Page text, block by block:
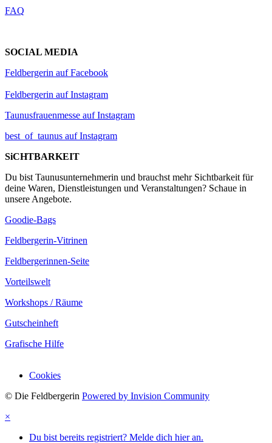
FAQ
SOCIAL MEDIA
Feldbergerin auf Facebook
Feldbergerin auf Instagram
Taunusfrauenmesse auf Instagram
best_of_taunus auf Instagram
SiCHTBARKEIT
Du bist Taunusunternehmerin und brauchst mehr Sichtbarkeit für
deine Waren, Dienstleistungen und Veranstaltungen? Schaue in
unsere Angebote.
Goodie-Bags
Feldbergerin-Vitrinen
Feldbergerinnen-Seite
Vorteilswelt
Workshops / Räume
Gutscheinheft
Grafische Hilfe
Cookies
© Die Feldbergerin Powered by Invision Community
×
Du bist bereits registriert? Melde dich hier an.